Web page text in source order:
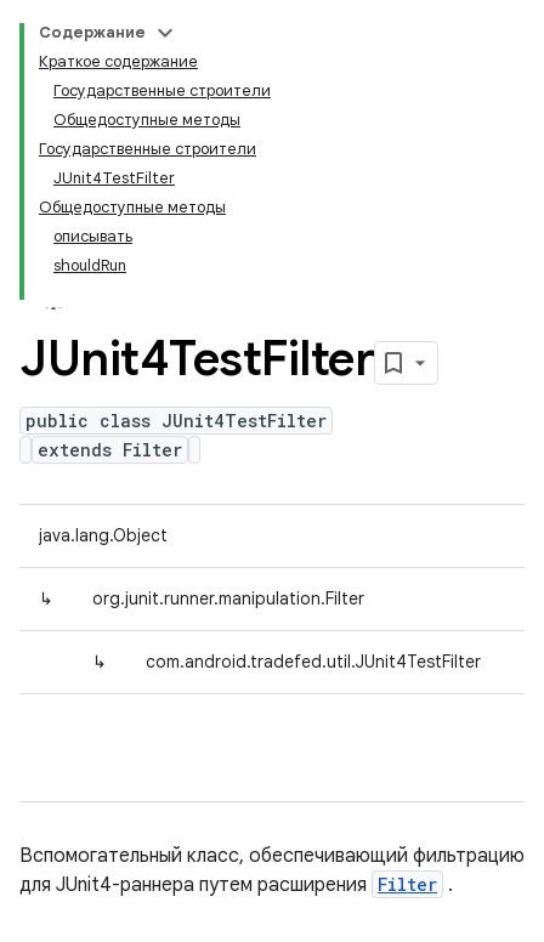
Содержание
Краткое содержание
Государственные строители
Общедоступные методы
Государственные строители
JUnit4TestFilter
Общедоступные методы
описывать
shouldRun
JUnit4TestFilter
public class JUnit4TestFilter
extends Filter
java.lang.Object
↳ org.junit.runner.manipulation.Filter
↳ com.android.tradefed.util.JUnit4TestFilter
Вспомогательный класс, обеспечивающий фильтрацию
для JUnit4-раннера путем расширения Filter .